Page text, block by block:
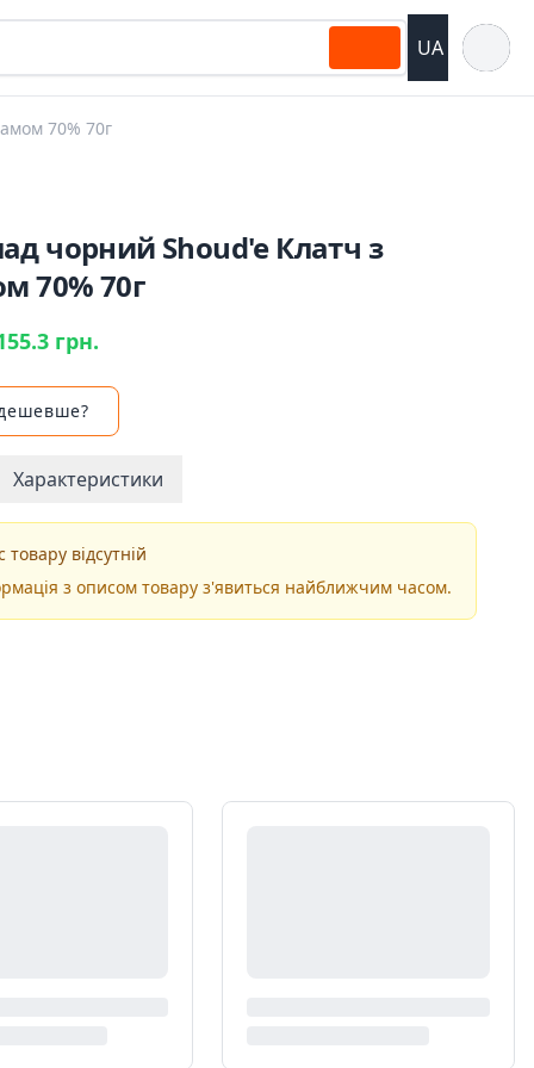
UA
70% 70г
чорний Shoud'e Клатч з
70% 70г
грн.
Характеристики
товару відсутній
з описом товару з'явиться найближчим часом.